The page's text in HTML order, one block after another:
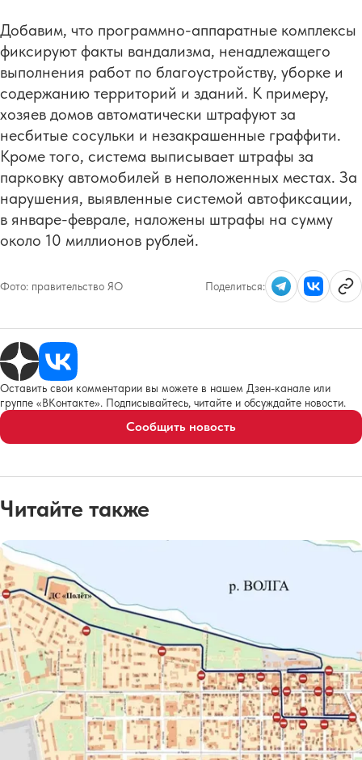
Добавим, что программно-аппаратные комплексы
фиксируют факты вандализма, ненадлежащего
выполнения работ по благоустройству, уборке и
содержанию территорий и зданий. К примеру,
хозяев домов автоматически штрафуют за
несбитые сосульки и незакрашенные граффити.
Кроме того, система выписывает штрафы за
парковку автомобилей в неположенных местах. За
нарушения, выявленные системой автофиксации,
в январе-феврале, наложены штрафы на сумму
около 10 миллионов рублей.
Фото: правительство ЯО Поделиться:
Оставить свои комментарии вы можете в нашем Дзен-канале или
группе «ВКонтакте». Подписывайтесь, читайте и обсуждайте новости.
Сообщить новость
Читайте также